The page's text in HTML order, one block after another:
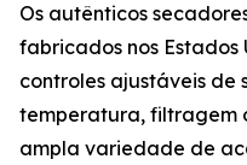
Os autênticos
fabricados nos Estados
controles ajustáveis de
temperatura, filtragem
ampla variedade de